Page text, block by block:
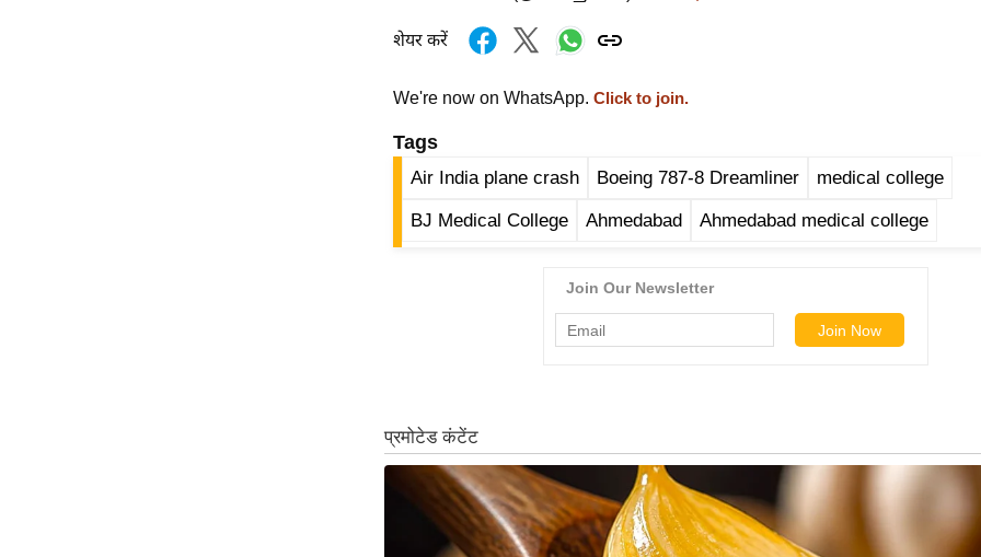
शेयर करें
We're now on WhatsApp. Click to join.
Tags
Air India plane crash Boeing 787-8 Dreamliner medical college
BJ Medical College Ahmedabad Ahmedabad medical college